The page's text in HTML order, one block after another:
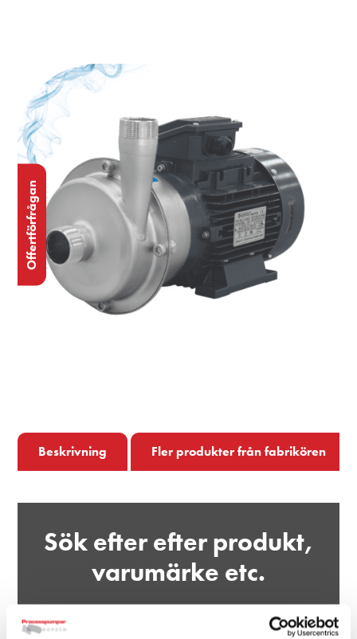
Offertförfrågan
Beskrivning Fler produkter från fabrikören
Sök efter efter produkt,
varumärke etc.